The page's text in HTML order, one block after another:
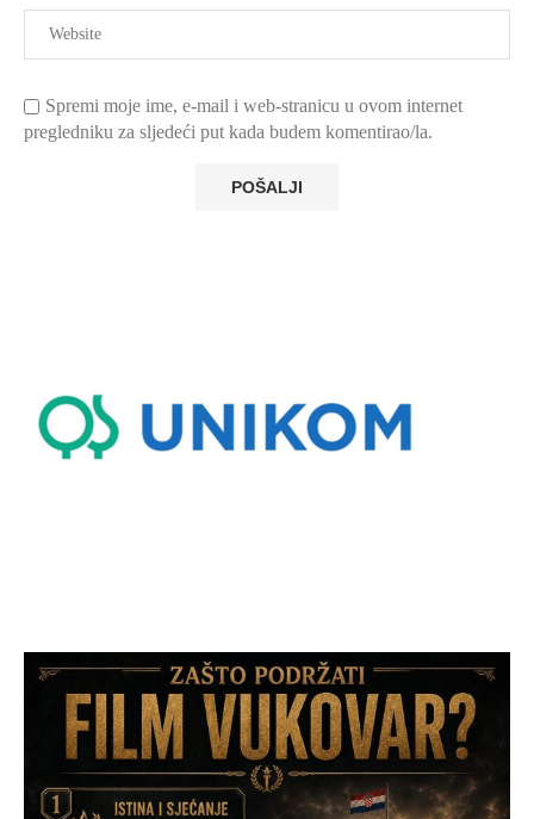
Spremi moje ime, e-mail i web-stranicu u ovom internet
pregledniku za sljedeći put kada budem komentirao/la.